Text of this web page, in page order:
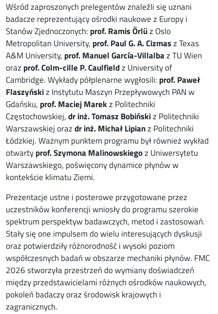
Wśród zaproszonych prelegentów znaleźli się uznani
badacze reprezentujący ośrodki naukowe z Europy i
Stanów Zjednoczonych: prof. Ramis Örlüz Oslo
Metropolitan University, prof. Paul G. A. Cizmasz Texas
A&M University, prof. Manuel García-Villalbaz TU Wien
oraz prof. Colm-cille P. Caulfieldz University of
Cambridge. Wykłady półplenarne wygłosili: prof. Paweł
Flaszyńskiz Instytutu Maszyn Przepływowych PAN w
Gdańsku, prof. Maciej Marekz Politechniki
Częstochowskiej,dr inż. Tomasz Bobińskiz Politechniki
Warszawskiej orazdr inż. Michał Lipianz Politechniki
Łódzkiej. Ważnym punktem programu był również wykład
otwartyprof. Szymona Malinowskiegoz Uniwersytetu
Warszawskiego, poświęcony dynamice płynów w
kontekście klimatu Ziemi.
Prezentacje ustne i posterowe przygotowane przez
uczestników konferencji wniosły do programu szerokie
spektrum perspektyw badawczych, metod i zastosowań.
Stały się one impulsem do wielu interesujących dyskusji
oraz potwierdziły różnorodność i wysoki poziom
współczesnych badań w obszarze mechaniki płynów. FMC
2026 stworzyła przestrzeń do wymiany doświadczeń
między przedstawicielami różnych ośrodków naukowych,
pokoleń badaczy oraz środowisk krajowych i
zagranicznych.